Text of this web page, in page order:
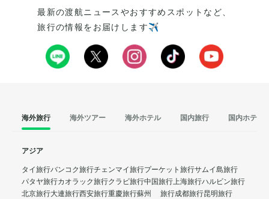
最新の渡航ニュースやおすすめスポットなど、
旅行の情報をお届けします✈️
海外旅行 海外ツアー 海外ホテル 国内旅行 国内ホテル
アジア
タイ旅行バンコク旅行チェンマイ旅行プーケット旅行サムイ島旅行
パタヤ旅行カオラック旅行クラビ旅行中国旅行上海旅行ハルビン旅行
北京旅行大連旅行西安旅行重慶旅行蘇州 旅行成都旅行昆明旅行